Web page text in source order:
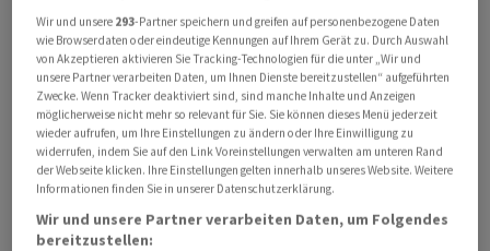
Alle angegebenen Zeiten beziehen sich auf MESZ.
Die mit «awp international» gekennzeichneten
Meldungen stammen von unserer Partneragentur dpa-
AFX Wirtschaftsnachrichten GmbH, Frankfurt am Main.
Alle Meldungen werden mit journalistischer Sorgfalt
erarbeitet. Für Verzögerungen, Irrtümer, Fehler und
Wir und unsere 293-Partner speichern und greifen auf personenbezogene Daten
wie Browserdaten oder eindeutige Kennungen auf Ihrem Gerät zu. Durch Auswahl
von Akzeptieren aktivieren Sie Tracking-Technologien für die unter „Wir und
unsere Partner verarbeiten Daten, um Ihnen Dienste bereitzustellen“ aufgeführten
Zwecke. Wenn Tracker deaktiviert sind, sind manche Inhalte und Anzeigen
möglicherweise nicht mehr so relevant für Sie. Sie können dieses Menü jederzeit
wieder aufrufen, um Ihre Einstellungen zu ändern oder Ihre Einwilligung zu
widerrufen, indem Sie auf den Link Voreinstellungen verwalten am unteren Rand
der Webseite klicken. Ihre Einstellungen gelten innerhalb unseres Website. Weitere
Informationen finden Sie in unserer Datenschutzerklärung.
Wir und unsere Partner verarbeiten Daten, um Folgendes
bereitzustellen: